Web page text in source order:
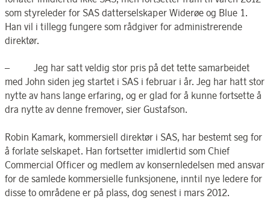
som styreleder for SAS datterselskaper Widerøe og Blue 1.
Han vil i tillegg fungere som rådgiver for administrerende
direktør.
– Jeg har satt veldig stor pris på det tette samarbeidet
med John siden jeg startet i SAS i februar i år. Jeg har hatt stor
nytte av hans lange erfaring, og er glad for å kunne fortsette å
dra nytte av denne fremover, sier Gustafson.
Robin Kamark, kommersiell direktør i SAS, har bestemt seg for
å forlate selskapet. Han fortsetter imidlertid som Chief
Commercial Officer og medlem av konsernledelsen med ansvar
for de samlede kommersielle funksjonene, inntil nye ledere for
disse to områdene er på plass, dog senest i mars 2012.